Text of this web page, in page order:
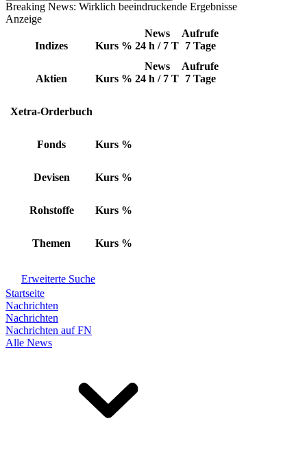
Breaking News: Wirklich beeindruckende Ergebnisse
Anzeige
Indizes Kurs %
News
24 h / 7 T
Aufrufe
7 Tage
Aktien Kurs %
News
24 h / 7 T
Aufrufe
7 Tage
Xetra-Orderbuch
Fonds Kurs %
Devisen Kurs %
Rohstoffe Kurs %
Themen Kurs %
Erweiterte Suche
Startseite
Nachrichten
Nachrichten
Nachrichten auf FN
Alle News